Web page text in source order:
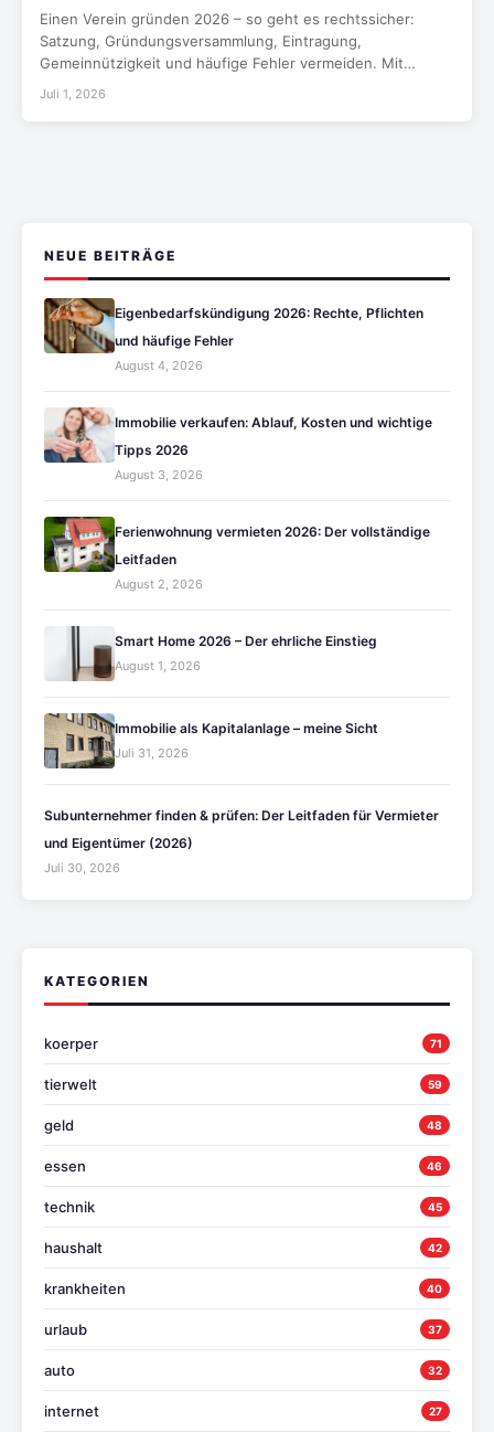
Einen Verein gründen 2026 – so geht es rechtssicher:
Satzung, Gründungsversammlung, Eintragung,
Gemeinnützigkeit und häufige Fehler vermeiden. Mit…
Juli 1, 2026
NEUE BEITRÄGE
Eigenbedarfskündigung 2026: Rechte, Pflichten
und häufige Fehler
August 4, 2026
Immobilie verkaufen: Ablauf, Kosten und wichtige
Tipps 2026
August 3, 2026
Ferienwohnung vermieten 2026: Der vollständige
Leitfaden
August 2, 2026
Smart Home 2026 – Der ehrliche Einstieg
August 1, 2026
Immobilie als Kapitalanlage – meine Sicht
Juli 31, 2026
Subunternehmer finden & prüfen: Der Leitfaden für Vermieter
und Eigentümer (2026)
Juli 30, 2026
KATEGORIEN
koerper 71
tierwelt 59
geld 48
essen 46
technik 45
haushalt 42
krankheiten 40
urlaub 37
auto 32
internet 27